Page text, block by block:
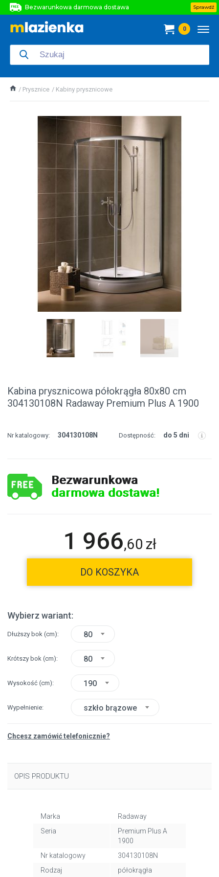
Bezwarunkowa darmowa dostawa
Bezwarunkowa darmowa dostawa
Sprawdź
0
Prysznice Kabiny prysznicowe
Kabina prysznicowa półokrągła 80x80 cm
304130108N Radaway Premium Plus A 1900
Nr katalogowy: 304130108N Dostępność: do 5 dni
Bezwarunkowa
darmowa dostawa!
1 966,60 zł
DO KOSZYKA
Wybierz wariant:
Dłuższy bok (cm) 80
Krótszy bok (cm) 80
Wysokość (cm) 190
Wypełnienie szkło brązowe
Chcesz zamówić telefonicznie?
OPIS PRODUKTU
Marka
Radaway
Seria
Premium Plus A
1900
Nr katalogowy
304130108N
Rodzaj
półokrągła